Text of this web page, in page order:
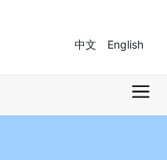
中文 English